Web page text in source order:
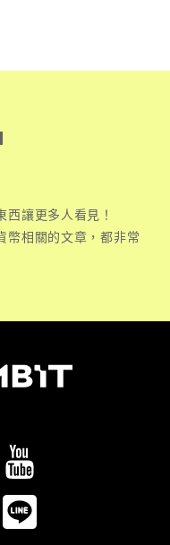
讓更多人看見！
幣相關的文章，都非常